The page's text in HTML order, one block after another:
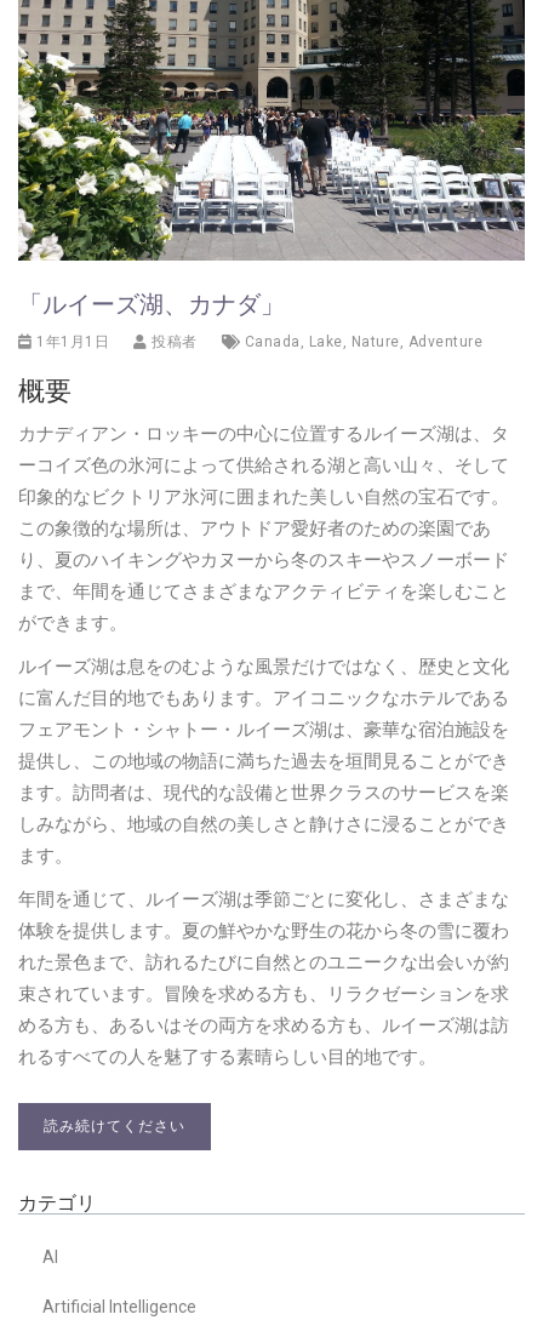
「ルイーズ湖、カナダ」
1年1月1日 投稿者 Canada , Lake, Nature, Adventure
概要
カナディアン・ロッキーの中心に位置するルイーズ湖は、タ
ーコイズ色の氷河によって供給される湖と高い山々、そして
印象的なビクトリア氷河に囲まれた美しい自然の宝石です。
この象徴的な場所は、アウトドア愛好者のための楽園であ
り、夏のハイキングやカヌーから冬のスキーやスノーボード
まで、年間を通じてさまざまなアクティビティを楽しむこと
ができます。
ルイーズ湖は息をのむような風景だけではなく、歴史と文化
に富んだ目的地でもあります。アイコニックなホテルである
フェアモント・シャトー・ルイーズ湖は、豪華な宿泊施設を
提供し、この地域の物語に満ちた過去を垣間見ることができ
ます。訪問者は、現代的な設備と世界クラスのサービスを楽
しみながら、地域の自然の美しさと静けさに浸ることができ
ます。
年間を通じて、ルイーズ湖は季節ごとに変化し、さまざまな
体験を提供します。夏の鮮やかな野生の花から冬の雪に覆わ
れた景色まで、訪れるたびに自然とのユニークな出会いが約
束されています。冒険を求める方も、リラクゼーションを求
める方も、あるいはその両方を求める方も、ルイーズ湖は訪
れるすべての人を魅了する素晴らしい目的地です。
読み続けてください
カテゴリ
AI
Artificial Intelligence